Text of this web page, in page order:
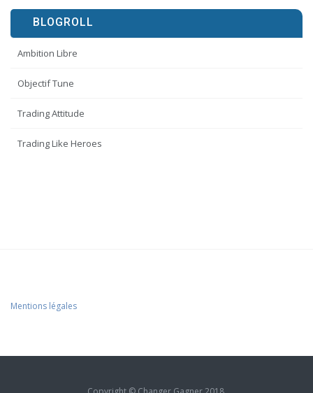
BLOGROLL
Ambition Libre
Objectif Tune
Trading Attitude
Trading Like Heroes
Mentions légales